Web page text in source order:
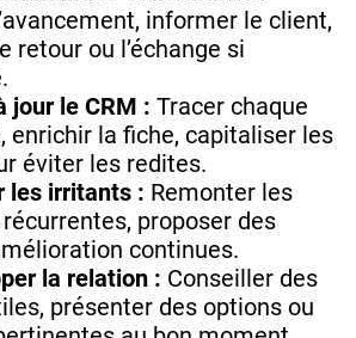
informer le client,
retour ou l’échange si
jour le CRM : Tracer chaque
enrichir la fiche, capitaliser les
éviter les redites.
les irritants : Remonter les
proposer des
continues.
la relation : Conseiller des
présenter des options ou